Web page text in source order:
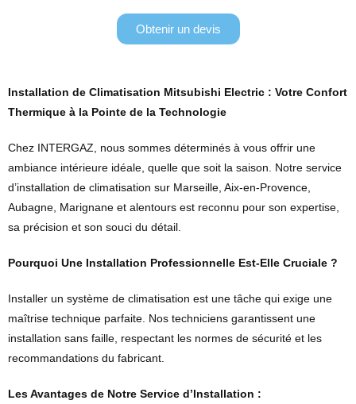
Obtenir un devis
Installation de Climatisation Mitsubishi Electric : Votre Confort
Thermique à la Pointe de la Technologie
Chez INTERGAZ, nous sommes déterminés à vous offrir une
ambiance intérieure idéale, quelle que soit la saison. Notre service
d’installation de climatisation sur Marseille, Aix-en-Provence,
Aubagne, Marignane et alentours est reconnu pour son expertise,
sa précision et son souci du détail.
Pourquoi Une Installation Professionnelle Est-Elle Cruciale ?
Installer un système de climatisation est une tâche qui exige une
maîtrise technique parfaite. Nos techniciens garantissent une
installation sans faille, respectant les normes de sécurité et les
recommandations du fabricant.
Les Avantages de Notre Service d’Installation :